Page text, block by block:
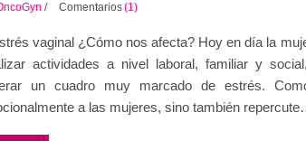
/ Comentarios(1)
vaginal ¿Cómo nos afecta? Hoy en día la
actividades a nivel laboral, familiar y
un cuadro muy marcado de estrés.
a las mujeres, sino también